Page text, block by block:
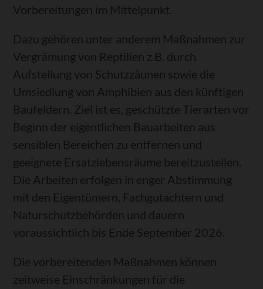
Vorbereitungen im Mittelpunkt.
Dazu gehören unter anderem Maßnahmen zur
Vergrämung von Reptilien z.B. durch
Aufstellung von Schutzzäunen sowie die
Umsiedlung von Amphibien aus den künftigen
Baufeldern. Ziel ist es, geschützte Tierarten vor
Beginn der eigentlichen Bauarbeiten aus
sensiblen Bereichen zu entfernen und
geeignete Ersatzlebensräume bereitzustellen.
Die Arbeiten erfolgen in enger Abstimmung
mit den Eigentümern, Fachgutachtern und
Naturschutzbehörden und dauern
voraussichtlich bis Ende September 2026.
Die vorbereitenden Maßnahmen können
zeitweise Einschränkungen für die